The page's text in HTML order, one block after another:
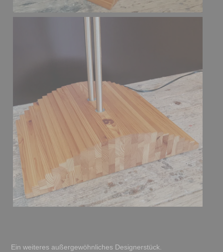
Ein weiteres außergewöhnliches Designerstück.